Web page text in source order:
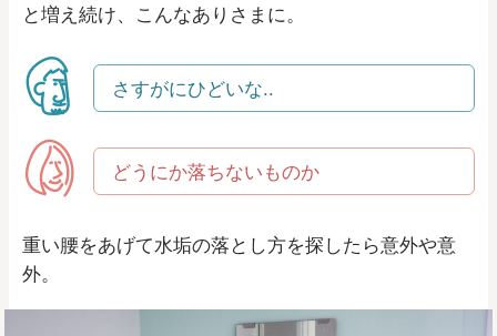
と増え続け、こんなありさまに。
さすがにひどいな..
どうにか落ちないものか
重い腰をあげて水垢の落とし方を探したら意外や意
外。